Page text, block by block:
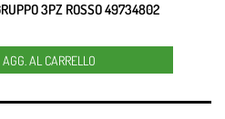
3PZ ROSSO 49734802
Quantità
AGG. AL CARRELLO